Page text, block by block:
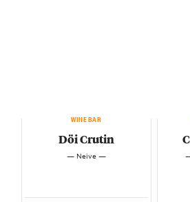
WINEBAR
Döi Crutin
— Neive —